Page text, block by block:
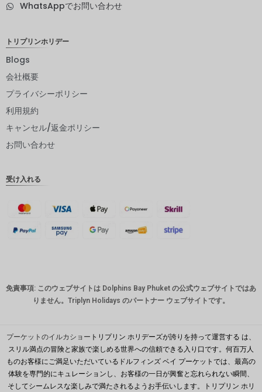
ピー
ククロー
オースト
ラリアド
韓国ウォ
ン
人民元
台湾
WhatsAppでお問い合わせ
トリプリンホリデー
Blogs
会社概要
プライバシーポリシー
利用規約
キャンセル/返金ポリシー
お問い合わせ
受け入れる
免責事項: このウェブサイトは Dolphins Bay Phuket の公式ウェブサイトではあ
りません。Triplyn Holidays のパートナー ウェブサイトです。
プーケットのイルカショー トリプリン ホリデーズが誇りを持って運営する は、
スリル満点の冒険と家族で楽しめる世界への信頼できる入り口です。何百万人
ものお客様にご満足いただいているドルフィンズ ベイ プーケットでは、最高の
体験を専門的にキュレーションし、お客様の一日が興奮と忘れられない瞬間、
そしてシームレスな楽しみで満たされるようお手伝いします。トリプリン ホリ